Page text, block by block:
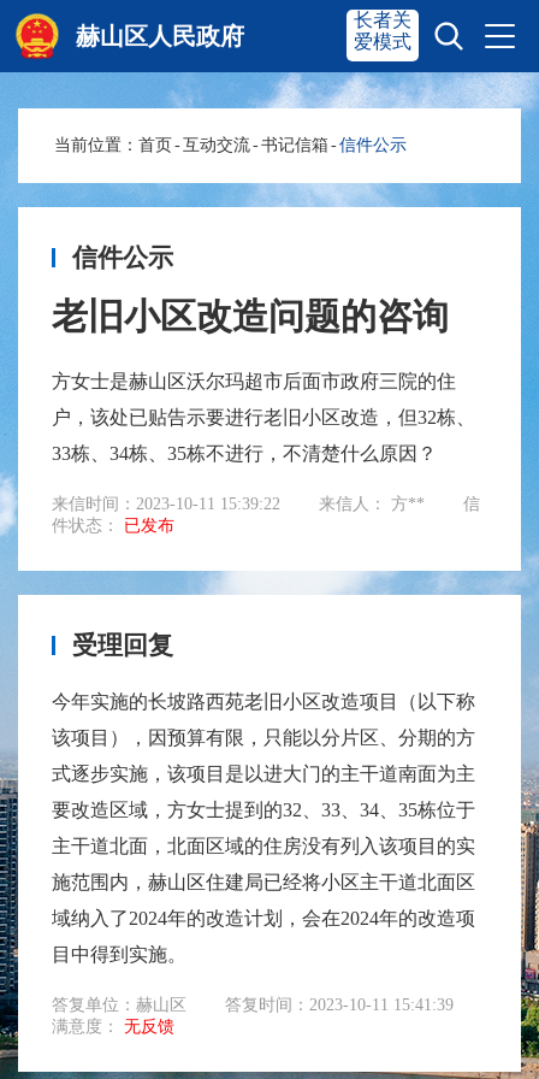
赫山区人民政府
赫山首页 奋进赫山
政务要闻
信息公开 政务服务
互动交流
长者关
爱模式
当前位置： 首页 -互动交流-书记信箱-信件公示
信件公示
老旧小区改造问题的咨询
方女士是赫山区沃尔玛超市后面市政府三院的住
户，该处已贴告示要进行老旧小区改造，但32栋、
33栋、34栋、35栋不进行，不清楚什么原因？
来信时间：2023-10-11 15:39:22 来信人： 方**
信
件状态： 已发布
受理回复
今年实施的长坡路西苑老旧小区改造项目（以下称
该项目），因预算有限，只能以分片区、分期的方
式逐步实施，该项目是以进大门的主干道南面为主
要改造区域，方女士提到的32、33、34、35栋位于
主干道北面，北面区域的住房没有列入该项目的实
施范围内，赫山区住建局已经将小区主干道北面区
域纳入了2024年的改造计划，会在2024年的改造项
目中得到实施。
答复单位：赫山区
答复时间：2023-10-11 15:41:39
满意度： 无反馈